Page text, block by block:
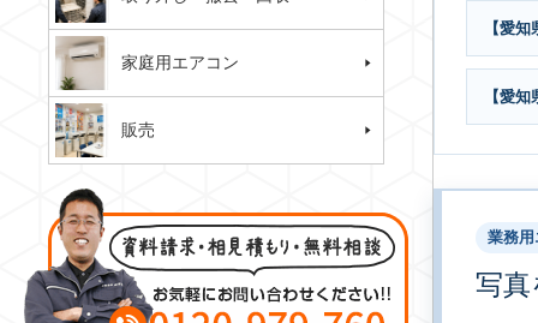
【愛
【愛
業務用
写
家庭用エアコン
販売